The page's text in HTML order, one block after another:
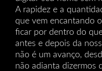
A rapidez e a
que vem encantando
ficar por dentro do
antes e depois da
não é um avanço,
não adianta dizermos